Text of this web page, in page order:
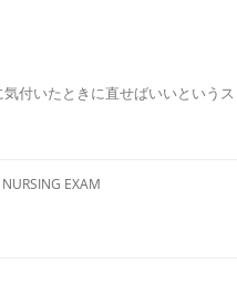
付いたときに直せばいいというス
NURSING EXAM